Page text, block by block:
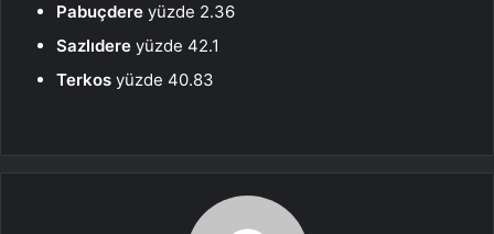
Pabuçdere yüzde 2.36
Sazlıdere yüzde 42.1
Terkos yüzde 40.83